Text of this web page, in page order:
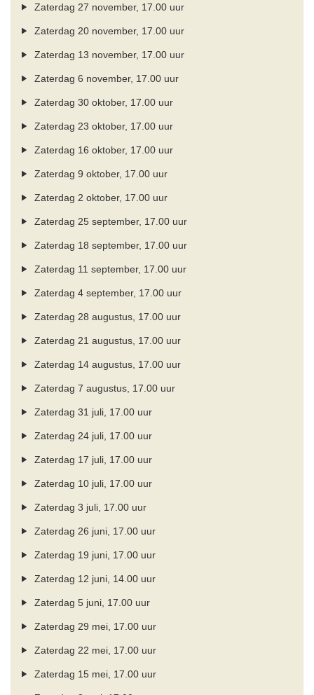
Zaterdag 27 november, 17.00 uur
Zaterdag 20 november, 17.00 uur
Zaterdag 13 november, 17.00 uur
Zaterdag 6 november, 17.00 uur
Zaterdag 30 oktober, 17.00 uur
Zaterdag 23 oktober, 17.00 uur
Zaterdag 16 oktober, 17.00 uur
Zaterdag 9 oktober, 17.00 uur
Zaterdag 2 oktober, 17.00 uur
Zaterdag 25 september, 17.00 uur
Zaterdag 18 september, 17.00 uur
Zaterdag 11 september, 17.00 uur
Zaterdag 4 september, 17.00 uur
Zaterdag 28 augustus, 17.00 uur
Zaterdag 21 augustus, 17.00 uur
Zaterdag 14 augustus, 17.00 uur
Zaterdag 7 augustus, 17.00 uur
Zaterdag 31 juli, 17.00 uur
Zaterdag 24 juli, 17.00 uur
Zaterdag 17 juli, 17.00 uur
Zaterdag 10 juli, 17.00 uur
Zaterdag 3 juli, 17.00 uur
Zaterdag 26 juni, 17.00 uur
Zaterdag 19 juni, 17.00 uur
Zaterdag 12 juni, 14.00 uur
Zaterdag 5 juni, 17.00 uur
Zaterdag 29 mei, 17.00 uur
Zaterdag 22 mei, 17.00 uur
Zaterdag 15 mei, 17.00 uur